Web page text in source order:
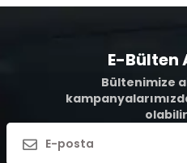
E-Bülten
Bültenimize